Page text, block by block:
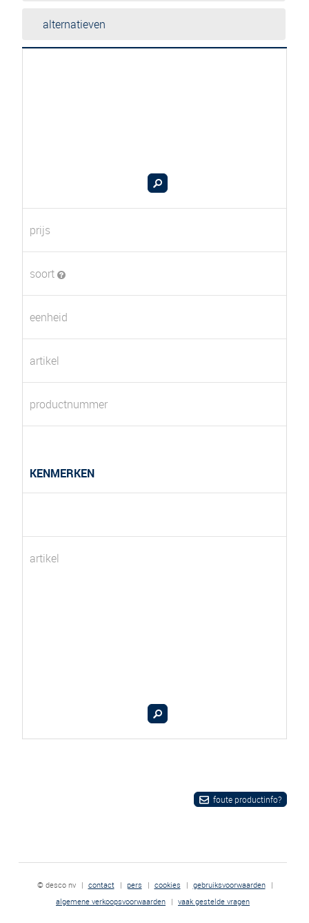
alternatieven
prijs
soort
eenheid
artikel
productnummer
KENMERKEN
artikel
foute productinfo?
© desco nv | contact | pers | cookies | gebruiksvoorwaarden
|
algemene verkoopsvoorwaarden | vaak gestelde vragen